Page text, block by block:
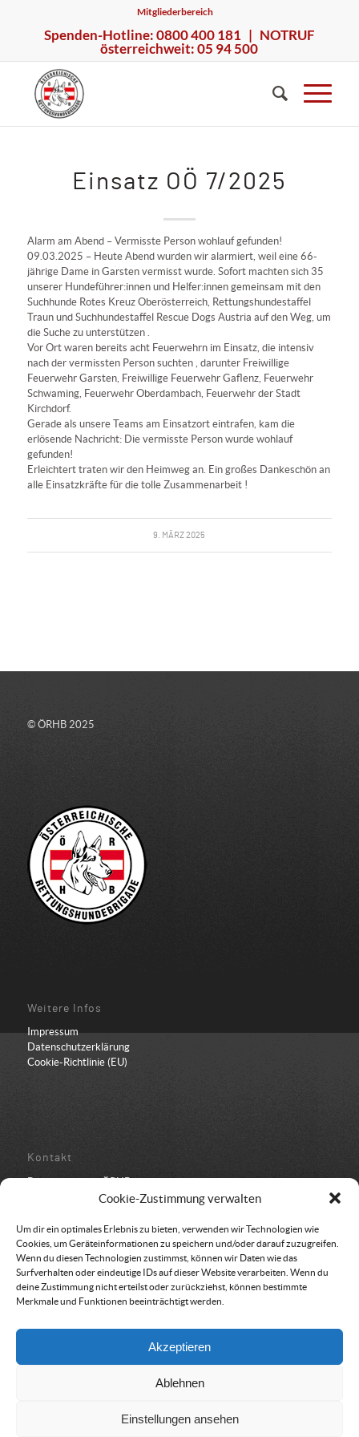
Cookie-Zustimmung verwalten
Um dir ein optimales Erlebnis zu bieten, verwenden wir Technologien wie
Cookies, um Geräteinformationen zu speichern und/oder darauf zuzugreifen.
Wenn du diesen Technologien zustimmst, können wir Daten wie das
Surfverhalten oder eindeutige IDs auf dieser Website verarbeiten. Wenn du
deine Zustimmung nicht erteilst oder zurückziehst, können bestimmte
Merkmale und Funktionen beeinträchtigt werden.
Akzeptieren
Ablehnen
Einstellungen ansehen
Mitgliederbereich
Spenden-Hotline: 0800 400 181 | NOTRUF
österreichweit: 05 94 500
Einsatz OÖ 7/2025
Alarm am Abend – Vermisste Person wohlauf gefunden!
09.03.2025 – Heute Abend wurden wir alarmiert, weil eine 66-
jährige Dame in Garsten vermisst wurde. Sofort machten sich 35
unserer Hundeführer:innen und Helfer:innen gemeinsam mit den
Suchhunde Rotes Kreuz Oberösterreich, Rettungshundestaffel
Traunund Suchhundestaffel Rescue Dogs Austria auf den Weg, um
die Suche zu unterstützen .
Vor Ort waren bereits acht Feuerwehrn im Einsatz, die intensiv
nach der vermissten Person suchten , darunter Freiwillige
Feuerwehr Garsten, Freiwillige Feuerwehr Gaflenz, Feuerwehr
Schwaming, Feuerwehr Oberdambach, Feuerwehr der Stadt
Kirchdorf.
Gerade als unsere Teams am Einsatzort eintrafen, kam die
erlösende Nachricht: Die vermisste Person wurde wohlauf
gefunden!
Erleichtert traten wir den Heimweg an. Ein großes Dankeschön an
alle Einsatzkräfte für die tolle Zusammenarbeit !
9. MÄRZ 2025
© ÖRHB 2025
Weitere Infos
Impressum
Datenschutzerklärung
Cookie-Richtlinie (EU)
Kontakt
Bundesbüro der ÖRHB
Schulstraße 443
05 94 500 152
office@oerhb.at